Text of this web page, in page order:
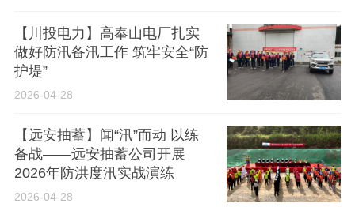
【川投电力】高奉山电厂扎实
做好防汛备汛工作 筑牢安全“防
护堤”
2026-04-28
【远安抽蓄】闻“汛”而动 以练
备战——远安抽蓄公司开展
2026年防洪度汛实战演练
2026-04-28